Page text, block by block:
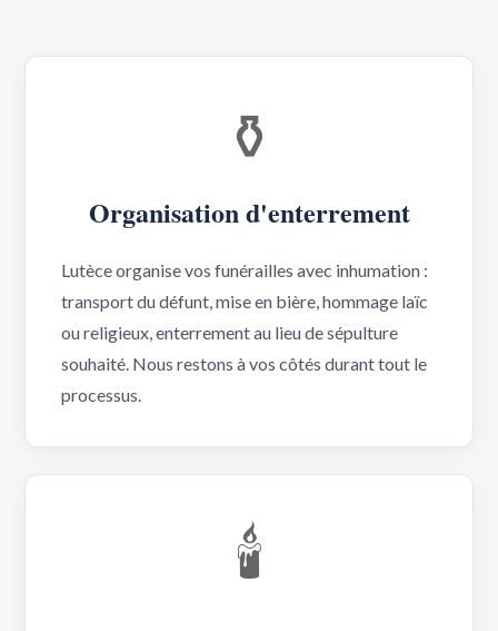
⚱️
Organisation d'enterrement
Lutèce organise vos funérailles avec inhumation :
transport du défunt, mise en bière, hommage laïc
ou religieux, enterrement au lieu de sépulture
souhaité. Nous restons à vos côtés durant tout le
processus.
🕯️